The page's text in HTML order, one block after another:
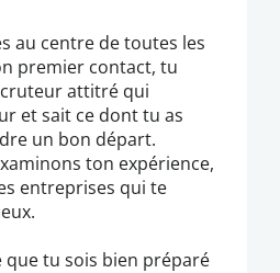
au centre de toutes les
premier contact, tu
attitré qui
et sait ce dont tu as
un bon départ.
ton expérience,
entreprises qui te
que tu sois bien préparé